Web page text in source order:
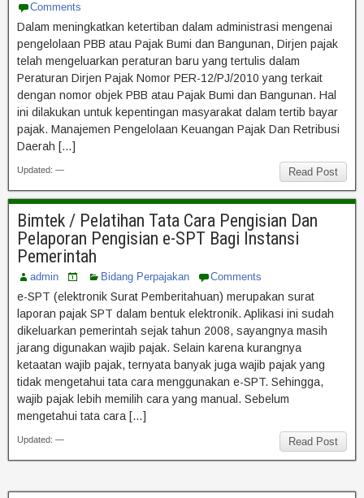
Comments
Dalam meningkatkan ketertiban dalam administrasi mengenai
pengelolaan PBB atau Pajak Bumi dan Bangunan, Dirjen pajak
telah mengeluarkan peraturan baru yang tertulis dalam
Peraturan Dirjen Pajak Nomor PER-12/PJ/2010 yang terkait
dengan nomor objek PBB atau Pajak Bumi dan Bangunan. Hal
ini dilakukan untuk kepentingan masyarakat dalam tertib bayar
pajak. Manajemen Pengelolaan Keuangan Pajak Dan Retribusi
Daerah […]
Read Post
Updated: —
Bimtek / Pelatihan Tata Cara Pengisian Dan
Pelaporan Pengisian e-SPT Bagi Instansi
Pemerintah
admin Bidang Perpajakan Comments
e-SPT (elektronik Surat Pemberitahuan) merupakan surat
laporan pajak SPT dalam bentuk elektronik. Aplikasi ini sudah
dikeluarkan pemerintah sejak tahun 2008, sayangnya masih
jarang digunakan wajib pajak. Selain karena kurangnya
ketaatan wajib pajak, ternyata banyak juga wajib pajak yang
tidak mengetahui tata cara menggunakan e-SPT. Sehingga,
wajib pajak lebih memilih cara yang manual. Sebelum
mengetahui tata cara […]
Read Post
Updated: —